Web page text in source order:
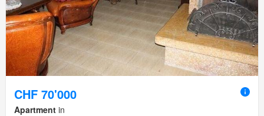
CHF 70'000
Apartment in